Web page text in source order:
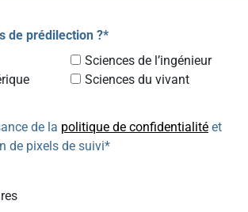
de prédilection ?*
Sciences de l’ingénieur
Sciences du vivant
de la politique de confidentialité et
de pixels de suivi*